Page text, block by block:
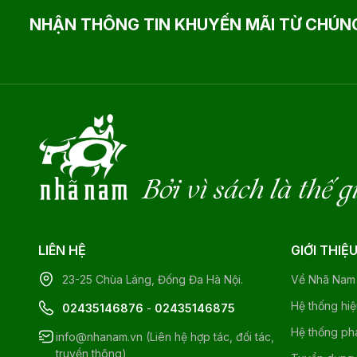
NHẬN THÔNG TIN KHUYẾN MÃI TỪ
Bởi vì sách là thế
LIÊN HỆ
23-25 Chùa Láng, Đống Đa Hà Nội.
02435146876 - 02435146875
info@nhanam.vn (Liên hệ hợp tác, đối tác,
truyền thông)
GIỚI THIỆU
Về Nhã Nam
Hệ thống
Hệ thống